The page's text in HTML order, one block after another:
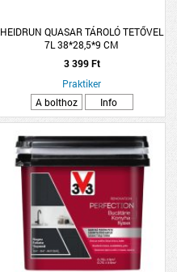
HEIDRUN QUASAR TÁROLÓ TETŐVEL
7L 38*28,5*9 CM
3 399 Ft
Praktiker
A bolthoz
Info